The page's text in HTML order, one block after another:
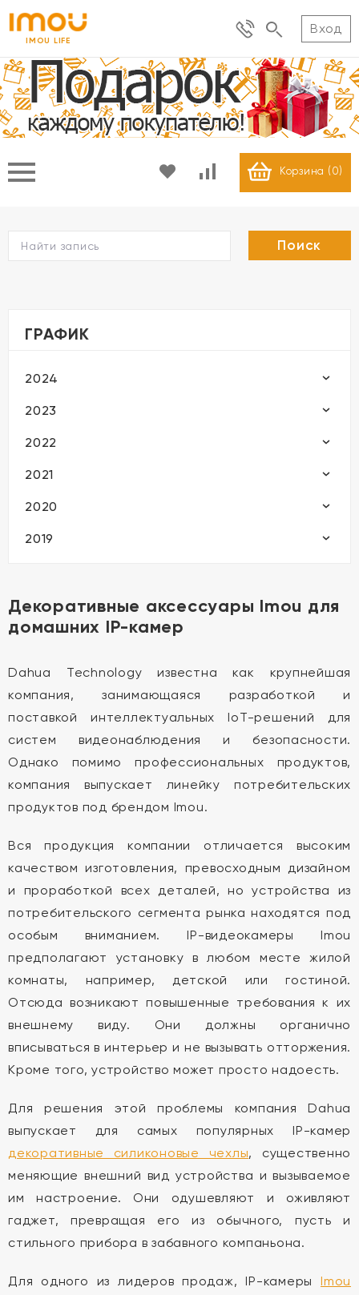
IMOU LIFE
Вход
Корзина ( 0)
ГРАФИК
2024
2023
2022
2021
2020
2019
Декоративные аксессуары Imou для
домашних IP-камер
Dahua Technology известна как крупнейшая
компания, занимающаяся разработкой и
поставкой интеллектуальных IoT-решений для
систем видеонаблюдения и безопасности.
Однако помимо профессиональных продуктов,
компания выпускает линейку потребительских
продуктов под брендом Imou.
Вся продукция компании отличается высоким
качеством изготовления, превосходным дизайном
и проработкой всех деталей, но устройства из
потребительского сегмента рынка находятся под
особым вниманием. IP-видеокамеры Imou
предполагают установку в любом месте жилой
комнаты, например, детской или гостиной.
Отсюда возникают повышенные требования к их
внешнему виду. Они должны органично
вписываться в интерьер и не вызывать отторжения.
Кроме того, устройство может просто надоесть.
Для решения этой проблемы компания Dahua
выпускает для самых популярных IP-камер
декоративные силиконовые чехлы, существенно
меняющие внешний вид устройства и вызываемое
им настроение. Они одушевляют и оживляют
гаджет, превращая его из обычного, пусть и
стильного прибора в забавного компаньона.
Для одного из лидеров продаж, IP-камеры Imou